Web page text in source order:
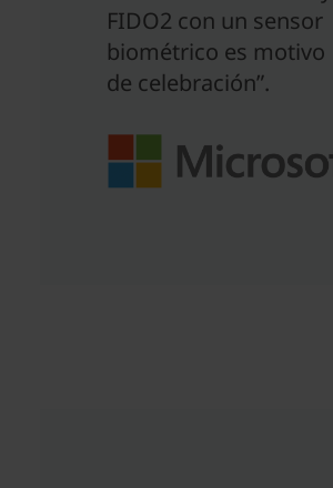
FIDO2 con un sensor
biométrico es motivo
de celebración”.